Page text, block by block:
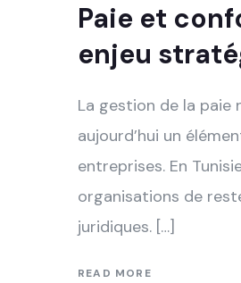
Paie et
enjeu
La gestion de la paie
aujourd’hui un
entreprises. En
organisations de
juridiques. […]
READ MORE